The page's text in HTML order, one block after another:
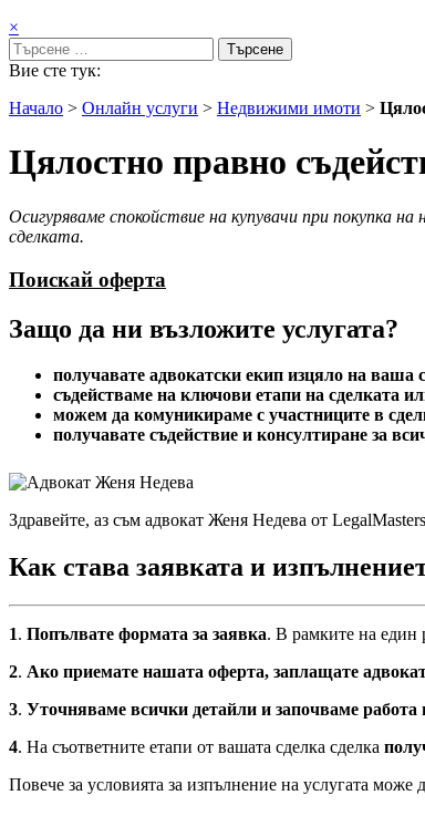
×
Търсене
за:
Вие сте тук:
Начало > Онлайн услуги > Недвижими имоти >
Цялостно правно
Осигуряваме спокойствие на купувачи при покупка
сделката.
Поискай оферта
Защо да ни възложите услугата?
получавате адвокатски екип изцяло на ваша
съдействаме на ключови етапи на сделката
можем да комуникираме с участниците в
получавате съдействие и консултиране за
Здравейте, аз съм адвокат Женя Недева от
Как става заявката и
1. Попълвате формата за заявка. В рамките на един
2. Ако приемате нашата оферта, заплащате
3. Уточняваме всички детайли и започваме работа
4. На съответните етапи от вашата сделка сделка
Повече за условията за изпълнение на услугата